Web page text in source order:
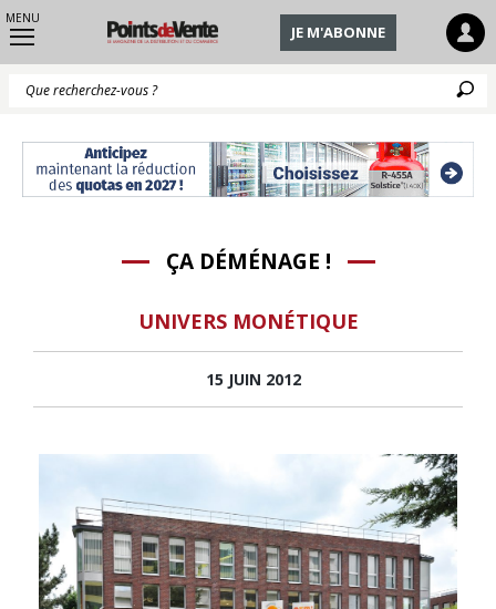
MENU
JE M'ABONNE
ÇA DÉMÉNAGE !
UNIVERS MONÉTIQUE
15 JUIN 2012